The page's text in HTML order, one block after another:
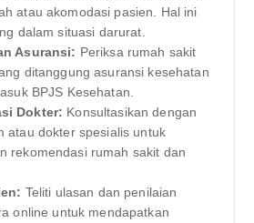
atau akomodasi pasien. Hal ini
dalam situasi darurat.
Asuransi: Periksa rumah sakit
ditanggung asuransi kesehatan
BPJS Kesehatan.
Dokter: Konsultasikan dengan
atau dokter spesialis untuk
rekomendasi rumah sakit dan
Teliti ulasan dan penilaian
online untuk mendapatkan